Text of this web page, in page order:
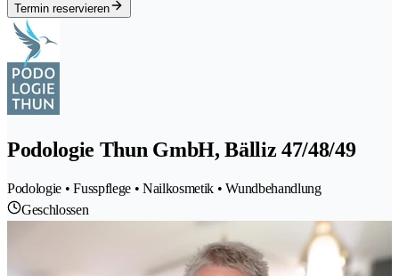
Termin reservieren
Podologie Thun GmbH, Bälliz 47/48/49
Podologie • Fusspflege • Nailkosmetik • Wundbehandlung
Geschlossen